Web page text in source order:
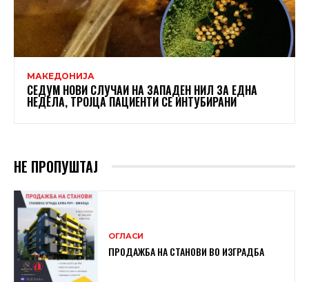
МАКЕДОНИЈА
СЕДУМ НОВИ СЛУЧАИ НА ЗАПАДЕН НИЛ ЗА ЕДНА
НЕДЕЛА, ТРОЈЦА ПАЦИЕНТИ СЕ ИНТУБИРАНИ
НЕ ПРОПУШТАЈ
ОГЛАСИ
ПРОДАЖБА НА СТАНОВИ ВО ИЗГРАДБА